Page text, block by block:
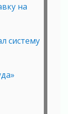
на
систему